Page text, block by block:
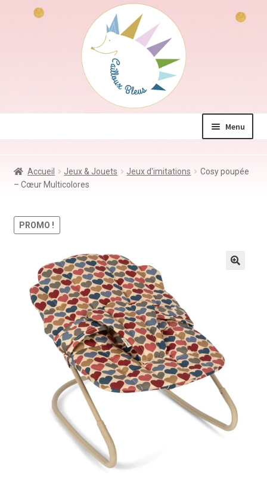
Menu
Jeux & Jouets
Coin des mamans
Accueil Jeux & Jouets Jeux d'imitations
Cosy poupée
– Cœur Multicolores
PROMO !